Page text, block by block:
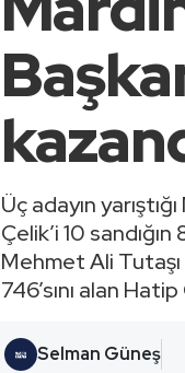
Üç adayın
Çelik’i 10
Mehmet Ali Tutaşı
746’sını alan
Selman Güneş